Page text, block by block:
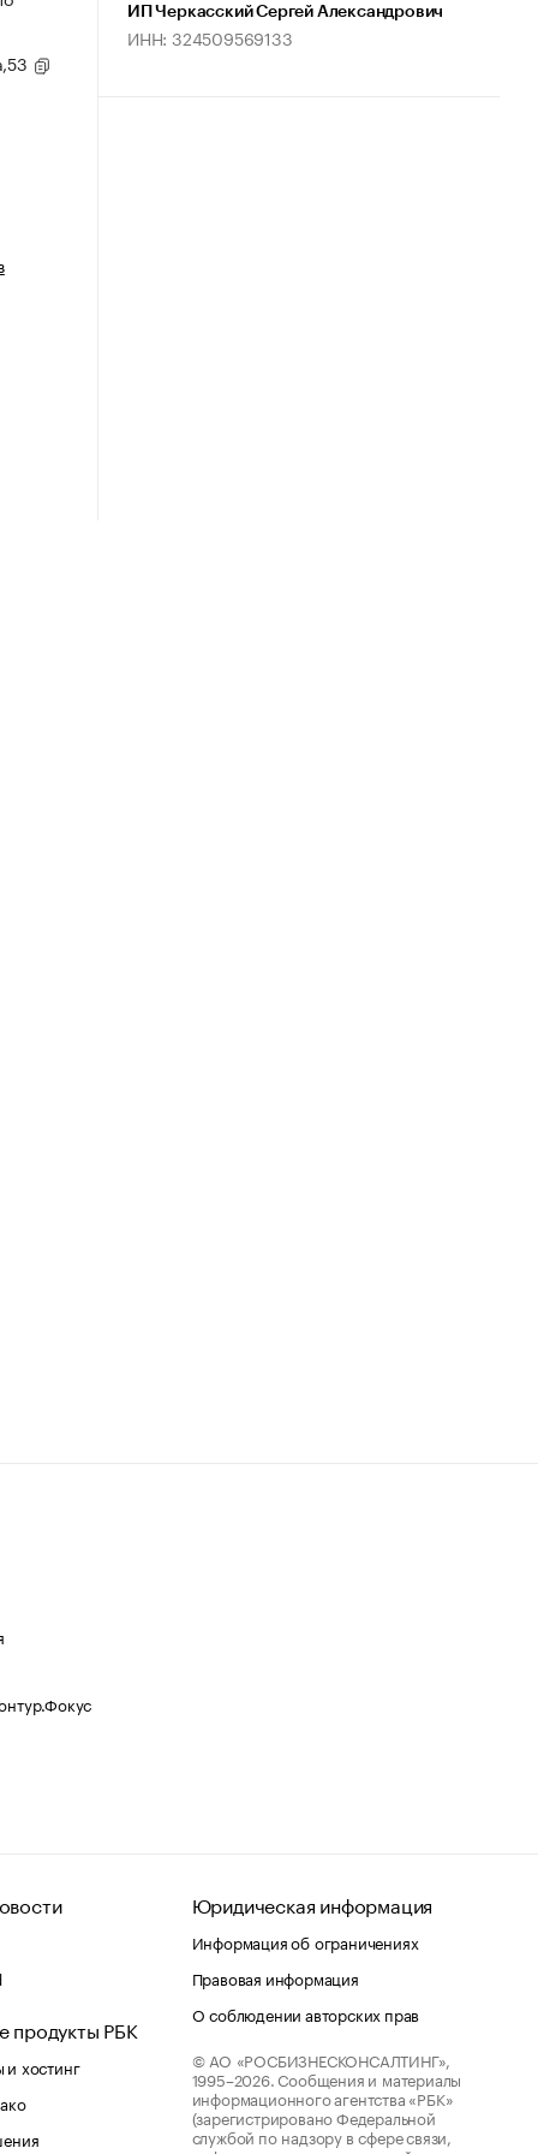
ИП Черкасский Сергей Александрович
ИНН: 324509569133
продукты РБК
хостинг
Юридическая информация
Информация об ограничениях
Правовая информация
О соблюдении авторских прав
© АО «РОСБИЗНЕСКОНСАЛТИНГ»,
1995–2026. Сообщения и материалы
информационного агентства «РБК»
(зарегистрировано Федеральной
службой по надзору в сфере связи,